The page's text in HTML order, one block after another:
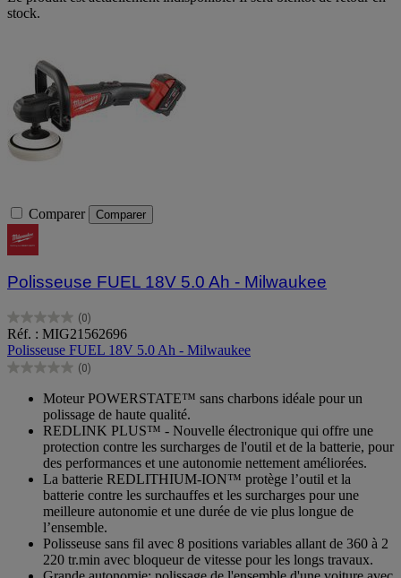
stock.
Comparer Comparer
Polisseuse FUEL 18V 5.0 Ah - Milwaukee
(0)
0.0
sur
5
étoiles.
Réf. : MIG21562696
Polisseuse FUEL 18V 5.0 Ah - Milwaukee
(0)
0.0
étoiles.
Moteur POWERSTATE™ sans charbons idéale pour un
polissage de haute qualité.
REDLINK PLUS™ - Nouvelle électronique qui offre une
protection contre les surcharges de l'outil et de la batterie, pour
des performances et une autonomie nettement améliorées.
La batterie REDLITHIUM-ION™ protège l’outil et la
batterie contre les surchauffes et les surcharges pour une
meilleure autonomie et une durée de vie plus longue de
l’ensemble.
Polisseuse sans fil avec 8 positions variables allant de 360 à 2
220 tr.min avec bloqueur de vitesse pour les longs travaux.